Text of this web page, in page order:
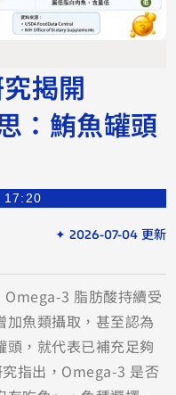
揭開
：鮪魚罐頭
17:20
✦ 2026-07-04 更新
3 脂肪酸持續受
加魚類攝取，甚至認為
頭，就代表已補充足夠
指出，Omega-3 是否